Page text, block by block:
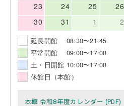
23
24 25 26
30
31 1 2
延長開館 08:30〜21:45
平常開館 09:00〜17:00
土・日開館 10:00〜17:00
休館日（本館）
本館 令和8年度カレンダー (PDF)